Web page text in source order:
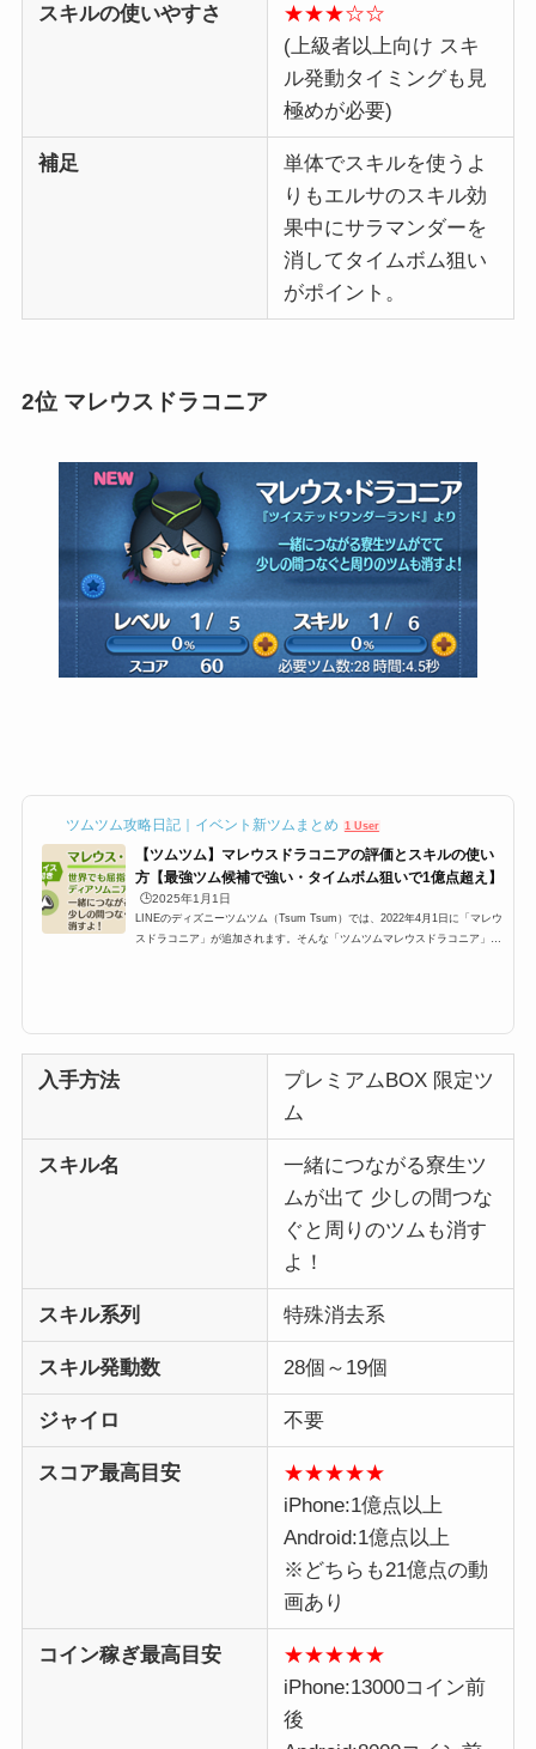
スキルの使いやすさ
★★★☆☆
(上級者以上向け スキ
ル発動タイミングも見
極めが必要)
補足
単体でスキルを使うよ
りもエルサのスキル効
果中にサラマンダーを
消してタイムボム狙い
がポイント。
2位 マレウスドラコニア
ツムツム攻略日記｜イベント新ツムまとめ 1 User
【ツムツム】マレウスドラコニアの評価とスキルの使い
方【最強ツム候補で強い・タイムボム狙いで1億点超え】
🕒️2025年1月1日
LINEのディズニーツムツム（Tsum Tsum）では、2022年4月1日に「マレウ
スドラコニア」が追加されます。そんな「ツムツムマレウスドラコニア」
入手方法
プレミアムBOX 限定ツ
ム
スキル名
一緒につながる寮生ツ
ムが出て 少しの間つな
ぐと周りのツムも消す
よ！
スキル系列 特殊消去系
スキル発動数 28個～19個
ジャイロ 不要
スコア最高目安
★★★★★
iPhone:1億点以上
Android:1億点以上
※どちらも21億点の動
画あり
コイン稼ぎ最高目安 ★★★★★
iPhone:13000コイン前
後